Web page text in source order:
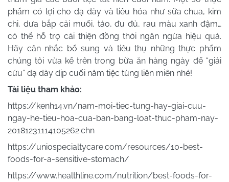
phẩm có lợi cho dạ dày và tiêu hóa như sữa chua, kim
chi, dưa bắp cải muối, táo, đu đủ, rau màu xanh đậm…
có thể hỗ trợ cải thiện đồng thời ngăn ngừa hiệu quả.
Hãy cân nhắc bổ sung và tiêu thụ những thực phẩm
chúng tôi vừa kể trên trong bữa ăn hàng ngày để “giải
cứu” dạ dày dịp cuối năm tiệc tùng liên miên nhé!
Tài liệu tham khảo:
https://kenh14.vn/nam-moi-tiec-tung-hay-giai-cuu-
ngay-he-tieu-hoa-cua-ban-bang-loat-thuc-pham-nay-
20181231114105262.chn
https://uniospecialtycare.com/resources/10-best-
foods-for-a-sensitive-stomach/
https://www.healthline.com/nutrition/best-foods-for-